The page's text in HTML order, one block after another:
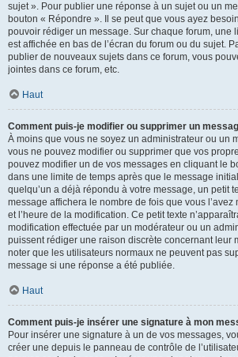
sujet ». Pour publier une réponse à un sujet ou un
bouton « Répondre ». Il se peut que vous ayez
pouvoir rédiger un message. Sur chaque forum, une
est affichée en bas de l’écran du forum ou du sujet.
publier de nouveaux sujets dans ce forum, vous
jointes dans ce forum, etc.
Haut
Comment puis-je modifier ou supprimer un
À moins que vous ne soyez un administrateur ou un
vous ne pouvez modifier ou supprimer que vos
pouvez modifier un de vos messages en cliquant le
dans une limite de temps après que le message
quelqu’un a déjà répondu à votre message, un petit
message affichera le nombre de fois que vous l’avez
et l’heure de la modification. Ce petit texte
modification effectuée par un modérateur ou un
puissent rédiger une raison discrète concernant leur
noter que les utilisateurs normaux ne peuvent pas
message si une réponse a été publiée.
Haut
Comment puis-je insérer une signature à mon
Pour insérer une signature à un de vos messages,
créer une depuis le panneau de contrôle de